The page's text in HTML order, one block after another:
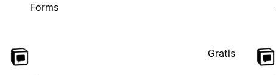
Forms
Gratis